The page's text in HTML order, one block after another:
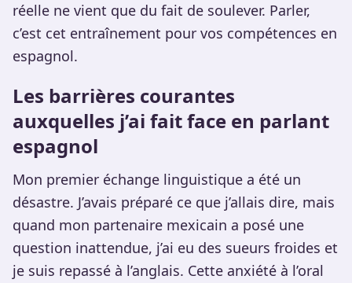
réelle ne vient que du fait de soulever. Parler,
c’est cet entraînement pour vos compétences en
espagnol.
Les barrières courantes
auxquelles j’ai fait face en parlant
espagnol
Mon premier échange linguistique a été un
désastre. J’avais préparé ce que j’allais dire, mais
quand mon partenaire mexicain a posé une
question inattendue, j’ai eu des sueurs froides et
je suis repassé à l’anglais. Cette anxiété à l’oral